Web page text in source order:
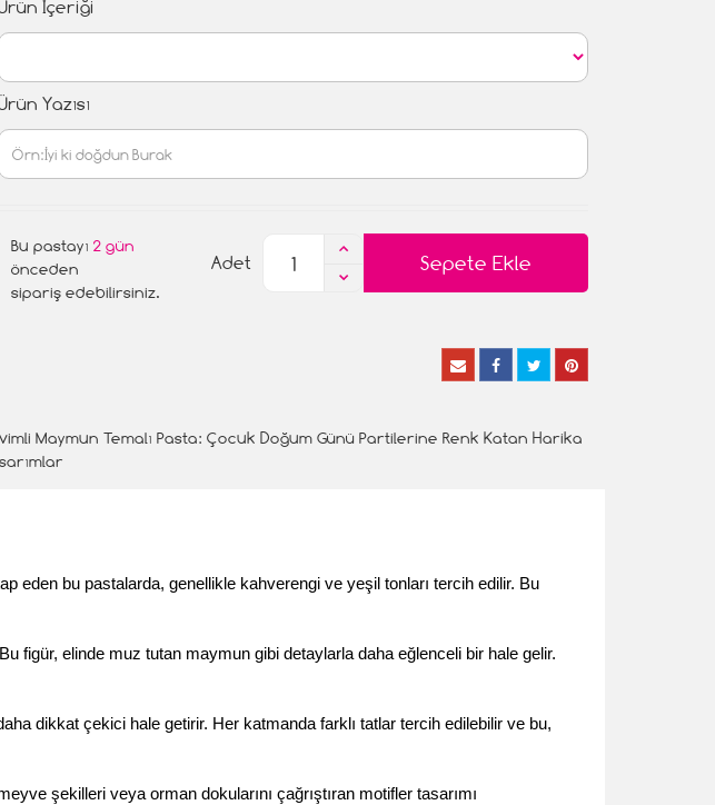
İçeriği
Yazısı
Bu pastayı 2 gün
önceden
sipariş edebilirsiniz.
Sepete Ekle
Adet
Maymun Temalı Pasta: Çocuk Doğum Günü Partilerine Renk Katan Harika
eden bu pastalarda, genellikle kahverengi ve yeşil tonları tercih edilir. Bu
figür, elinde muz tutan maymun gibi detaylarla daha eğlenceli bir hale gelir.
dikkat çekici hale getirir. Her katmanda farklı tatlar tercih edilebilir ve bu,
şekilleri veya orman dokularını çağrıştıran motifler tasarımı